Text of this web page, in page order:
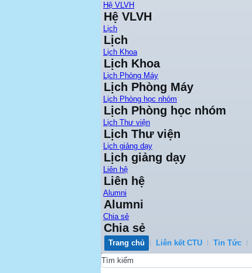
Hệ VLVH
Hệ VLVH
Lịch
Lịch
Lịch Khoa
Lịch Khoa
Lịch Phòng Máy
Lịch Phòng Máy
Lịch Phòng học nhóm
Lịch Phòng học nhóm
Lịch Thư viện
Lịch Thư viện
Lịch giảng dạy
Lịch giảng dạy
Liên hệ
Liên hệ
Alumni
Alumni
Chia sẻ
Chia sẻ
Trang chủ Liên kết CTU Tin Tức
0